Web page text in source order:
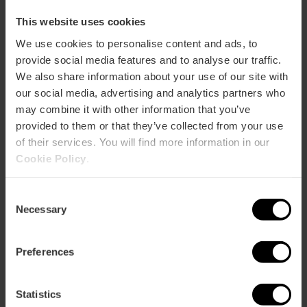
This website uses cookies
We use cookies to personalise content and ads, to
provide social media features and to analyse our traffic.
We also share information about your use of our site with
our social media, advertising and analytics partners who
may combine it with other information that you’ve
provided to them or that they’ve collected from your use
of their services. You will find more information in our
Cookie Policy
Selection
Necessary
Preferences
Statistics
Solicitud de rodaje
en carreteras. Dirección General de
Tráfico (DGT)
Deberá presentarse por Sede Electrónica pinchando
Descarga el formulario
Solicitud de rodaje o sesión fotográfica